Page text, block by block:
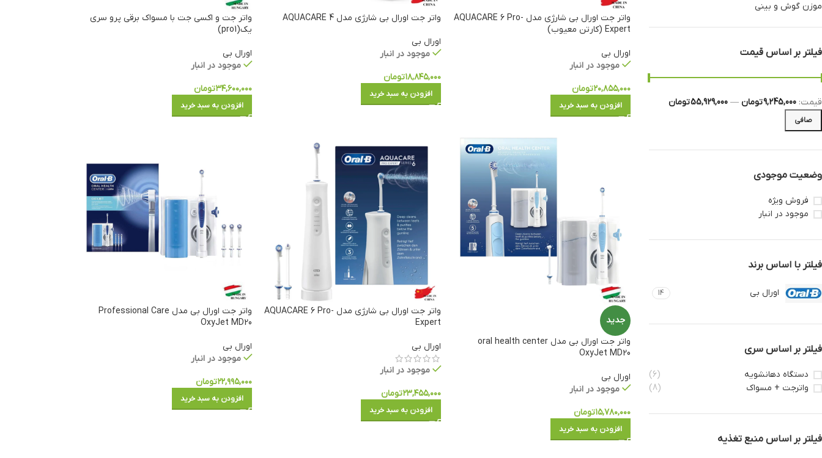
موزن گوش و بینی
فیلتر بر اساس قیمت
صافی
قيمت: 9,245,000 تومان — 55,929,000 تومان
وضعیت موجودی
فروش ویژه
موجود در انبار
فیلتر با اساس برند
اورال بی 14
فیلتر بر اساس سری
دستگاه دهانشویه
(6)
واترجت + مسواک
(8)
فیلتر بر اساس منبع تغذیه
واتر جت اورال بی شارژی مدل AQUACARE 6 Pro-
Expert (کارتن معیوب)
اورال بی
موجود در انبار
۲۰,۸۵۵,۰۰۰تومان
افزودن به سبد خرید
واتر جت اورال بی شارژی مدل AQUACARE 4
اورال بی
موجود در انبار
۱۸,۸۴۵,۰۰۰تومان
افزودن به سبد خرید
واتر جت و اکسی جت با مسواک برقی پرو سری
یک(pro1)
اورال بی
موجود در انبار
۳۴,۶۰۰,۰۰۰تومان
افزودن به سبد خرید
جدید
واتر جت اورال بی مدل oral health center
OxyJet MD20
اورال بی
موجود در انبار
۱۵,۷۸۰,۰۰۰تومان
افزودن به سبد خرید
واتر جت اورال بی شارژی مدل AQUACARE 6 Pro-
Expert
اورال بی
موجود در انبار
۲۳,۴۵۵,۰۰۰تومان
افزودن به سبد خرید
واتر جت اورال بی مدل Professional Care
OxyJet MD20
اورال بی
موجود در انبار
۲۲,۹۹۵,۰۰۰تومان
افزودن به سبد خرید